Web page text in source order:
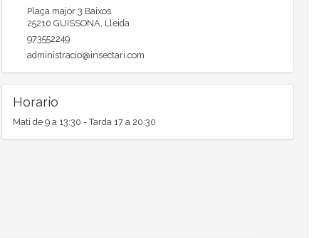
Plaça major 3 Baixos
25210 GUISSONA Lleida
973552249
administracio@insectari.com
Horario
Matí de 9 a 13:30 - Tarda 17 a 20:30